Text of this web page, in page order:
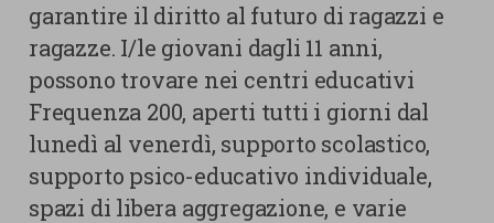
garantire il diritto al futuro di ragazzi e
ragazze. I/le giovani dagli 11 anni,
possono trovare nei centri educativi
Frequenza 200, aperti tutti i giorni dal
lunedì al venerdì, supporto scolastico,
supporto psico-educativo individuale,
spazi di libera aggregazione, e varie